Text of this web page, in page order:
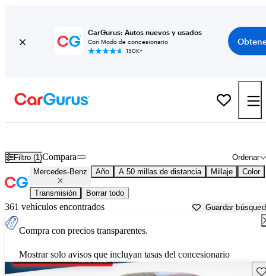
CarGurus: Autos nuevos y usados
Con Modo de concesionario
150K+
Filtro (1) Ordenar
Compara
Mercedes-Benz Año A 50 millas de distancia Millaje Color
Transmisión Borrar todo
361 vehículos encontrados Guardar
Compra con precios transparentes.
Mostrar solo avisos que incluyan tasas del concesionario